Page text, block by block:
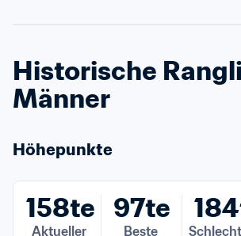
Historische
Männer
Höhepunkte
158te
Aktueller
97te
Beste